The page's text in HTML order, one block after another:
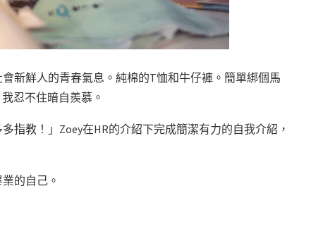
新鮮人的青春氣息。純棉的T恤和牛仔褲。簡單綁個馬
忍不住暗自羨慕。
指教！」Zoey在HR的介紹下完成簡潔有力的自我介紹，
的自己。